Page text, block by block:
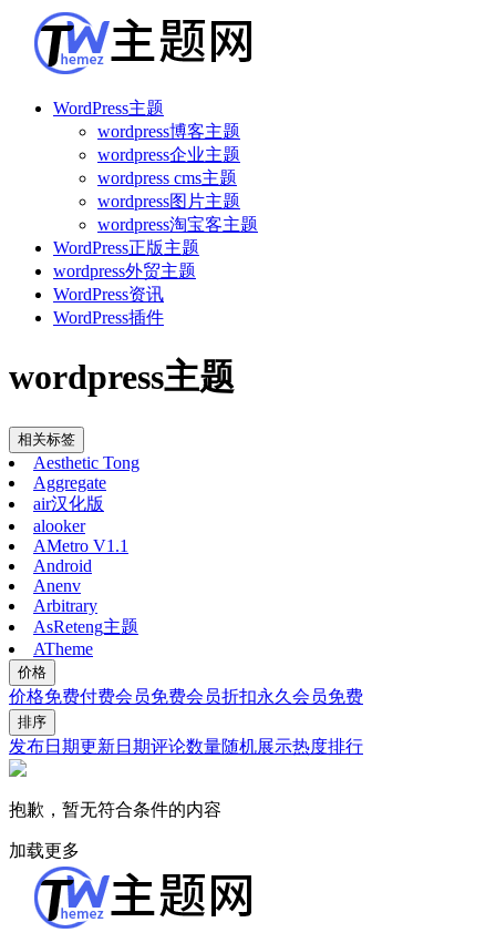
WordPress主题
wordpress博客主题
wordpress企业主题
wordpress cms主题
wordpress图片主题
wordpress淘宝客主题
WordPress正版主题
wordpress外贸主题
WordPress资讯
WordPress插件
wordpress主题
相关标签
Aesthetic Tong
Aggregate
air汉化版
alooker
AMetro V1.1
Android
Anenv
Arbitrary
AsReteng主题
ATheme
价格
价格免费付费会员免费会员折扣永久会员免费
排序
发布日期更新日期评论数量随机展示热度排行
抱歉，暂无符合条件的内容
加载更多